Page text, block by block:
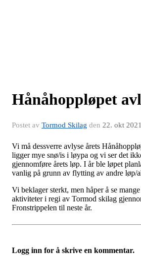
Hånåhoppløpet
Postet av Tormod Skilag den 22. okt 2021
Vi må dessverre avlyse årets
ligger mye snø/is i løypa og vi ser det
gjennomføre årets løp. I år ble løpet
vanlig på grunn av flytting av andre løp/
Vi beklager sterkt, men håper å se
aktiviteter i regi av Tormod skilag
Fronstrippelen til neste år.
Logg inn for å skrive en kommentar.